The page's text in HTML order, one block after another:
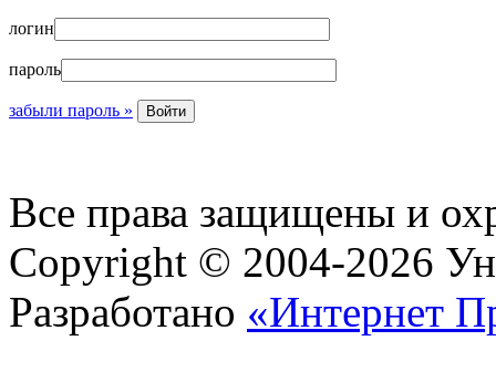
логин
пароль
забыли пароль »
Все права защищены и
Copyright © 2004-2026
Разработано «Интернет